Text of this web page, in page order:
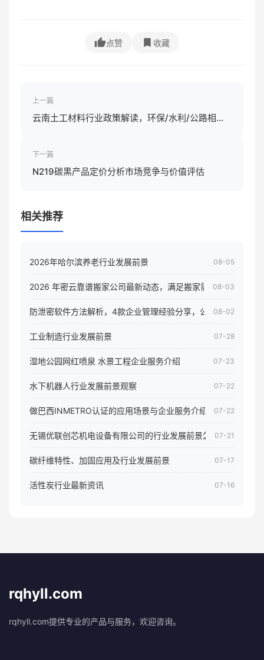
点赞 收藏
上一篇
云南土工材料行业政策解读，环保/水利/公路相关
下一篇
N219碳黑产品定价分析市场竞争与价值评估
相关推荐
2026年哈尔滨养老行业发展前景 08-05
2026 年密云靠谱搬家公司最新动态，满足搬家需求！08-03
防泄密软件方法解析，4款企业管理经验分享，公司员工电脑核
08-02
工业制造行业发展前景 07-28
湿地公园网红喷泉 水景工程企业服务介绍 07-23
水下机器人行业发展前景观察 07-22
做巴西INMETRO认证的应用场景与企业服务介绍 07-22
无锡优联创芯机电设备有限公司的行业发展前景怎样07-21
碳纤维特性、加固应用及行业发展前景 07-17
活性炭行业最新资讯 07-16
rqhyll.com
rqhyll.com提供专业的产品与服务，欢迎咨询。